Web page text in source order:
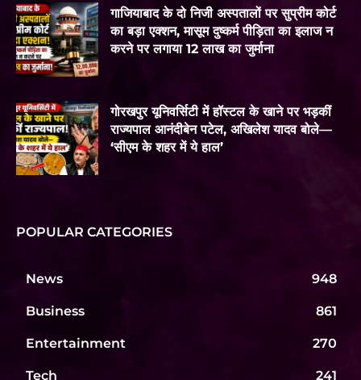
गाजियाबाद के दो निजी अस्पतालों पर सुप्रीम कोर्ट
का बड़ा एक्शन, मासूम दुष्कर्म पीड़िता का इलाज न
करने पर लगाया 12 लाख का जुर्माना
गोरखपुर यूनिवर्सिटी में हॉस्टल के खाने पर भड़कीं
राज्यपाल आनंदीबेन पटेल, अखिलेश यादव बोले—
‘सीएम के शहर में ये हाल’
POPULAR CATEGORIES
News 948
Business 861
Entertainment 270
Tech 241